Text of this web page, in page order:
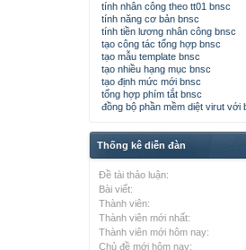
tính nhân công theo tt01 bnsc
tính năng cơ bản bnsc
tính tiền lương nhân công bnsc
tạo công tác tổng hợp bnsc
tạo mẫu template bnsc
tạo nhiều hạng mục bnsc
tạo định mức mới bnsc
tổng hợp phím tắt bnsc
đồng bộ phần mềm diệt virut với
Thống kê diễn đàn
Đề tài thảo luận:
Bài viết:
Thành viên:
Thành viên mới nhất:
Thành viên mới hôm nay:
Chủ đề mới hôm nay: